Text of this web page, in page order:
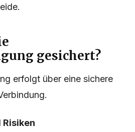
gesichert?
erfolgt über eine sichere